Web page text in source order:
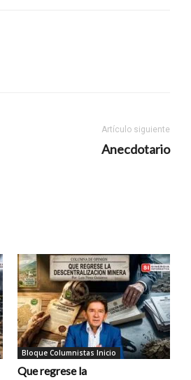
Artículo siguiente
Anecdotario
Bloque Columnistas Inicio
Que regrese la